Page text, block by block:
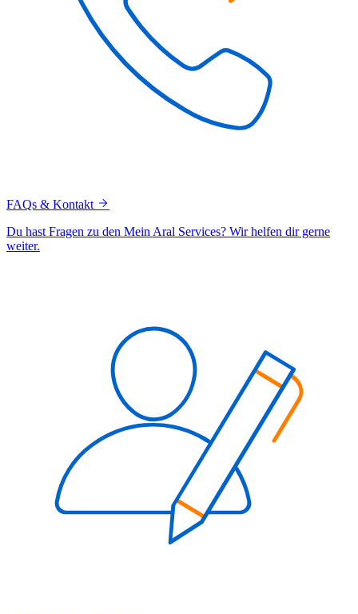
FAQs & Kontakt
Du hast Fragen zu den Mein Aral Services? Wir helfen dir gerne
weiter.